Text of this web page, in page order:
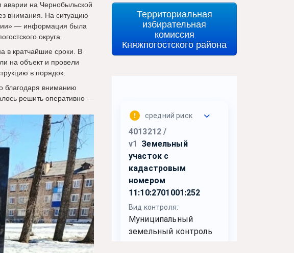
аварии на Чернобыльской
внимания. На ситуацию
— информация была
округа.
в кратчайшие сроки. В
на объект и провели
в порядок.
благодаря вниманию
решить оперативно —
Территориальная
избирательная
комиссия
Княжпогостского района